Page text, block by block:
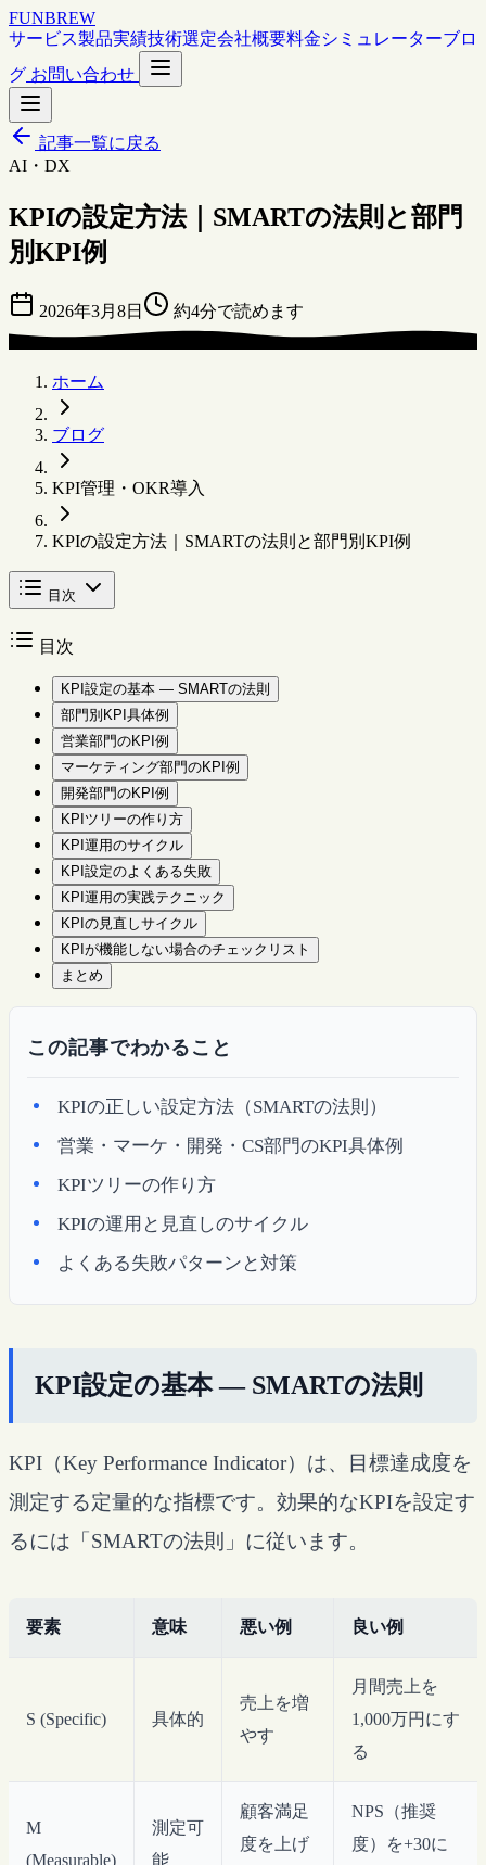
FUNBREW
サービス製品実績技術選定会社概要料金シミュレーターブロ
グ お問い合わせ
記事一覧に戻る
AI・DX
KPIの設定方法｜SMARTの法則と部門
別KPI例
2026年3月8日 約4分で読めます
ホーム
ブログ
KPI管理・OKR導入
KPIの設定方法｜SMARTの法則と部門別KPI例
目次
目次
KPI設定の基本 — SMARTの法則
部門別KPI具体例
営業部門のKPI例
マーケティング部門のKPI例
開発部門のKPI例
KPIツリーの作り方
KPI運用のサイクル
KPI設定のよくある失敗
KPI運用の実践テクニック
KPIの見直しサイクル
KPIが機能しない場合のチェックリスト
まとめ
この記事でわかること
KPIの正しい設定方法（SMARTの法則）
営業・マーケ・開発・CS部門のKPI具体例
KPIツリーの作り方
KPIの運用と見直しのサイクル
よくある失敗パターンと対策
KPI設定の基本 — SMARTの法則
KPI（Key Performance Indicator）は、目標達成度を
測定する定量的な指標です。効果的なKPIを設定す
るには「SMARTの法則」に従います。
要素 意味 悪い例 良い例
S (Specific) 具体的
売上を増
やす
月間売上を
1,000万円にす
る
M
(Measurable)
測定可
能
顧客満足
度を上げ
NPS（推奨
度）を+30に